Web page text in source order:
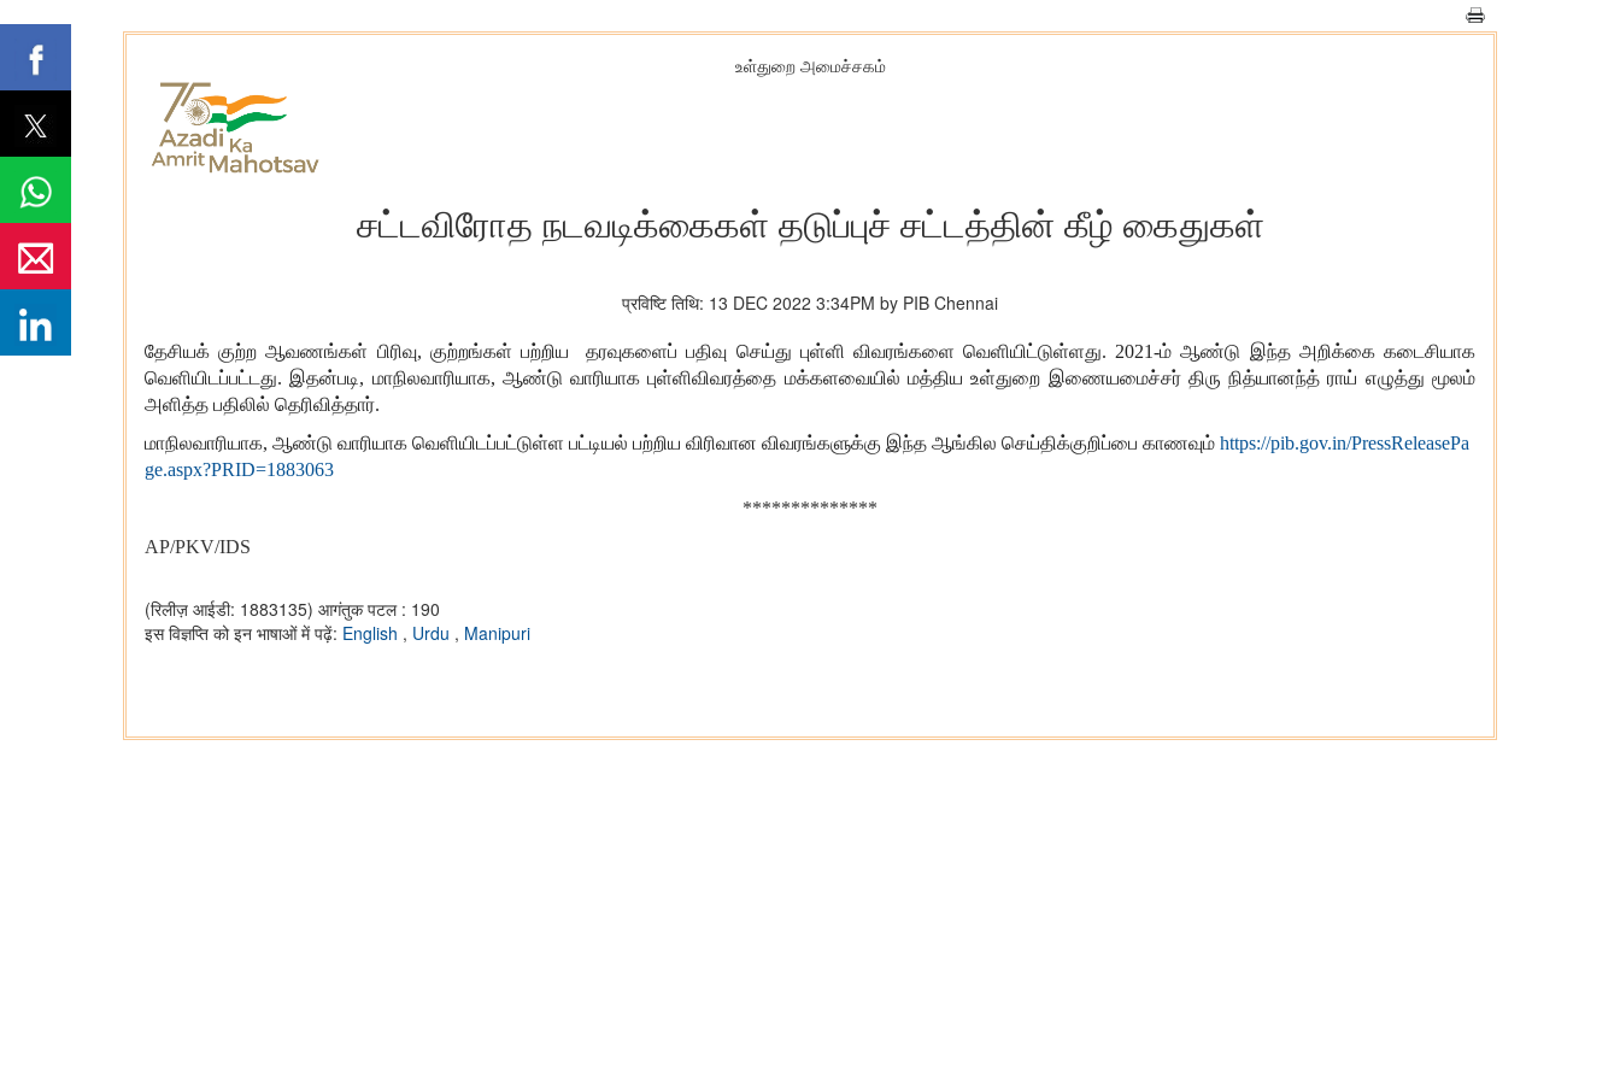
உள்துறை அமைச்சகம்
சட்டவிரோத நடவடிக்கைகள் தடுப்புச் சட்டத்தின் கீழ் கைதுகள்
प्रविष्टि तिथि: 13 DEC 2022 3:34PM by PIB Chennai
தேசியக் குற்ற ஆவணங்கள் பிரிவு, குற்றங்கள் பற்றிய தரவுகளைப் பதிவு செய்து புள்ளி விவரங்களை வெளியிட்டுள்ளது. 2021-ம் ஆண்டு இந்த அறிக்கை கடைசியாக
வெளியிடப்பட்டது. இதன்படி, மாநிலவாரியாக, ஆண்டு வாரியாக புள்ளிவிவரத்தை மக்களவையில் மத்திய உள்துறை இணையமைச்சர் திரு நித்யானந்த் ராய் எழுத்து மூலம்
அளித்த பதிலில் தெரிவித்தார்.
மாநிலவாரியாக, ஆண்டு வாரியாக வெளியிடப்பட்டுள்ள பட்டியல் பற்றிய விரிவான விவரங்களுக்கு இந்த ஆங்கில செய்திக்குறிப்பை காணவும் https://pib.gov.in/PressReleasePa
ge.aspx?PRID=1883063
**************
AP/PKV/IDS
(रिलीज़ आईडी: 1883135) आगंतुक पटल : 190
इस विज्ञप्ति को इन भाषाओं में पढ़ें: English , Urdu , Manipuri